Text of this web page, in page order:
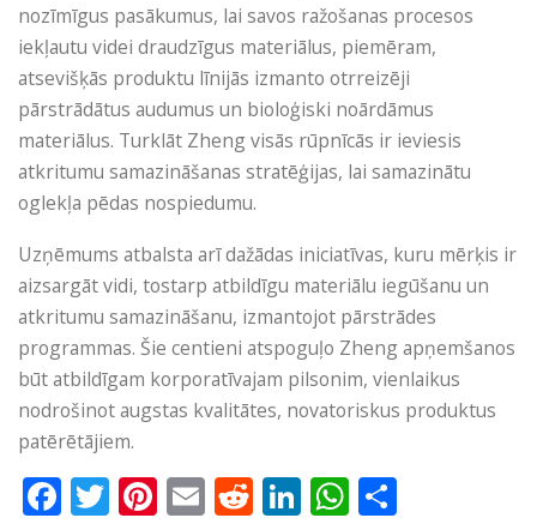
nozīmīgus pasākumus, lai savos ražošanas procesos
iekļautu videi draudzīgus materiālus, piemēram,
atsevišķās produktu līnijās izmanto otrreizēji
pārstrādātus audumus un bioloģiski noārdāmus
materiālus. Turklāt Zheng visās rūpnīcās ir ieviesis
atkritumu samazināšanas stratēģijas, lai samazinātu
oglekļa pēdas nospiedumu.
Uzņēmums atbalsta arī dažādas iniciatīvas, kuru mērķis ir
aizsargāt vidi, tostarp atbildīgu materiālu iegūšanu un
atkritumu samazināšanu, izmantojot pārstrādes
programmas. Šie centieni atspoguļo Zheng apņemšanos
būt atbildīgam korporatīvajam pilsonim, vienlaikus
nodrošinot augstas kvalitātes, novatoriskus produktus
patērētājiem.
Facebook
Twitter
Pinterest
EmailReddit
LinkedIn
WhatsApp